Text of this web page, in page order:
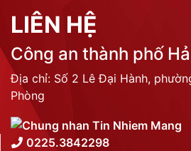
LIÊN HỆ
Công an thành phố
Địa chỉ: Số 2 Lê Đại Hành,
Phòng
0225.3842298